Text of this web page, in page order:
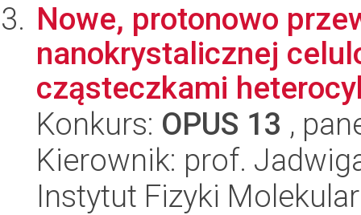
Nowe, protonowo
nanokrystalicznej
cząsteczkami
Konkurs: OPUS 13 ,
Kierownik: prof.
Instytut Fizyki